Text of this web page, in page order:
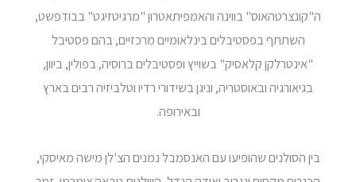
ה"קונצרטהאוס" בווינה והאמפיתאטרון "מרגיטזיגט" בבודפשט,
השתתף בפסטיבלים בינלאומיים מרכזיים, בהם פסטיבל
"אינטרלקן קלאסיק" בשוייץ ופסטיבלים ברוסיה, בפולין, ביוון,
בגיאורגיה ובאוסטריה, וניגן בשידורי רדיו וטלביזיה רבים בארץ
ובאירופה.
בין הסולנים שהופיעו עם האנסמבל נמנים הצ'לן מישה מאיסקי,